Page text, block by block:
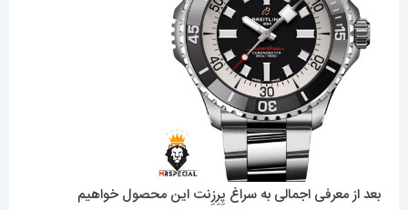
بعد از معرفی اجمالی به سراغ پِرِزِنت این محصول خواهیم